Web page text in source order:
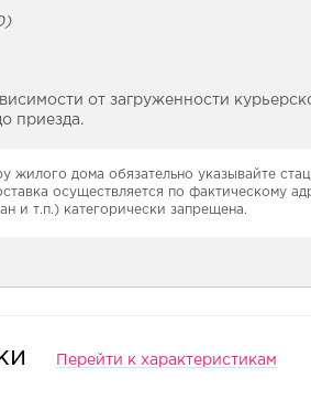
от загруженности
приезда.
жилого дома обязательно указывайте
осуществляется по фактическому
и т.п.) категорически запрещена.
Перейти к характеристикам